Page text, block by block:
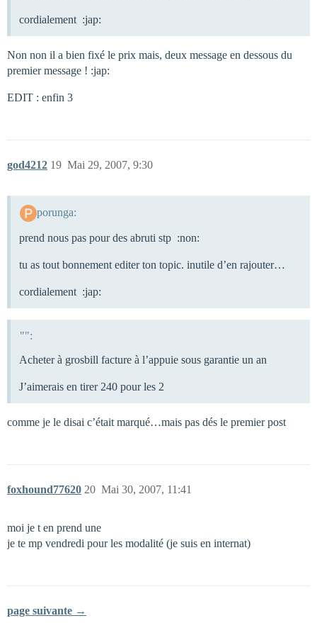
cordialement :jap:
Non non il a bien fixé le prix mais, deux message en dessous du
premier message ! :jap:
EDIT : enfin 3
god4212 Mai 29, 2007, 9:30
19
porunga:
prend nous pas pour des abruti stp :non:
tu as tout bonnement editer ton topic. inutile d’en rajouter…
cordialement :jap:
"":
Acheter à grosbill facture à l’appuie sous garantie un an
J’aimerais en tirer 240 pour les 2
comme je le disai c’était marqué…mais pas dés le premier post
foxhound77620 Mai 30, 2007, 11:41
20
moi je t en prend une
je te mp vendredi pour les modalité (je suis en internat)
page suivante →